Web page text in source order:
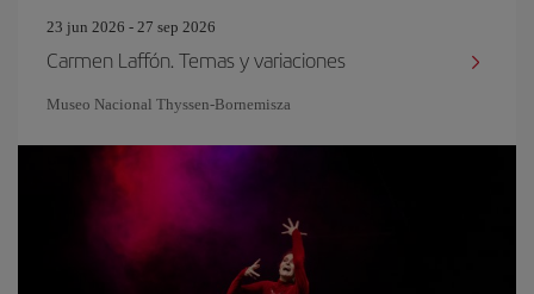
23 jun 2026 - 27 sep 2026
Carmen Laffón. Temas y variaciones
Museo Nacional Thyssen-Bornemisza